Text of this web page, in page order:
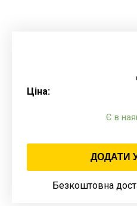
Ціна:
Є в
ДОДАТИ
Безкоштовна